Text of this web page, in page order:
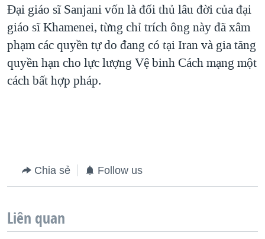
Đại giáo sĩ Sanjani vốn là đối thủ lâu đời của đại
giáo sĩ Khamenei, từng chỉ trích ông này đã xâm
phạm các quyền tự do đang có tại Iran và gia tăng
quyền hạn cho lực lượng Vệ binh Cách mạng một
cách bất hợp pháp.
Chia sẻ Follow us
Liên quan